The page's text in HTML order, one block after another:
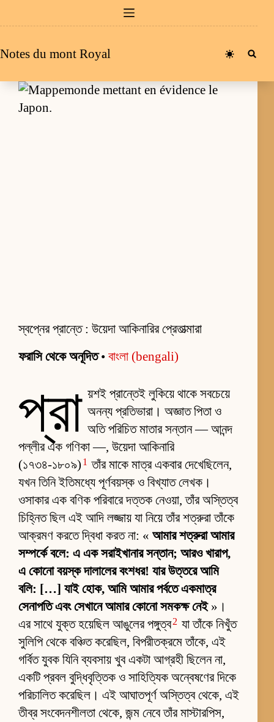
au
Notes du mont Royal
স্বপ্নের প্রান্তে : উয়েদা আকিনারির প্রেতাত্মারা
ফরাসি থেকে অনূদিত• বাংলা (bengali)
প্রা য়শই প্রান্তেই লুকিয়ে থাকে সবচেয়ে
অনন্য প্রতিভারা। অজ্ঞাত পিতা ও
অতি পরিচিত মাতার সন্তান — আনন্দ
পল্লীর এক গণিকা —, উয়েদা আকিনারি
(১৭৩৪-১৮০৯) 1 তাঁর মাকে মাত্র একবার দেখেছিলেন,
যখন তিনি ইতিমধ্যে পূর্ণবয়স্ক ও বিখ্যাত লেখক।
ওসাকার এক বণিক পরিবারে দত্তক নেওয়া, তাঁর অস্তিত্ব
চিহ্নিত ছিল এই আদি লজ্জায় যা নিয়ে তাঁর শত্রুরা তাঁকে
আক্রমণ করতে দ্বিধা করত না: « আমার শত্রুরা আমার
সম্পর্কে বলে: এ এক সরাইখানার সন্তান; আরও খারাপ,
এ কোনো বয়স্ক দালালের বংশধর! যার উত্তরে আমি
বলি: […] যাই হোক, আমি আমার পর্বতে একমাত্র
সেনাপতি এবং সেখানে আমার কোনো সমকক্ষ নেই»।
এর সাথে যুক্ত হয়েছিল আঙুলের পঙ্গুত্ব2 যা তাঁকে নিখুঁত
সুলিপি থেকে বঞ্চিত করেছিল, বিপরীতক্রমে তাঁকে, এই
গর্বিত যুবক যিনি ব্যবসায় খুব একটা আগ্রহী ছিলেন না,
একটি প্রবল বুদ্ধিবৃত্তিক ও সাহিত্যিক অন্বেষণের দিকে
পরিচালিত করেছিল। এই আঘাতপূর্ণ অস্তিত্ব থেকে, এই
তীব্র সংবেদনশীলতা থেকে, জন্ম নেবে তাঁর মাস্টারপিস,